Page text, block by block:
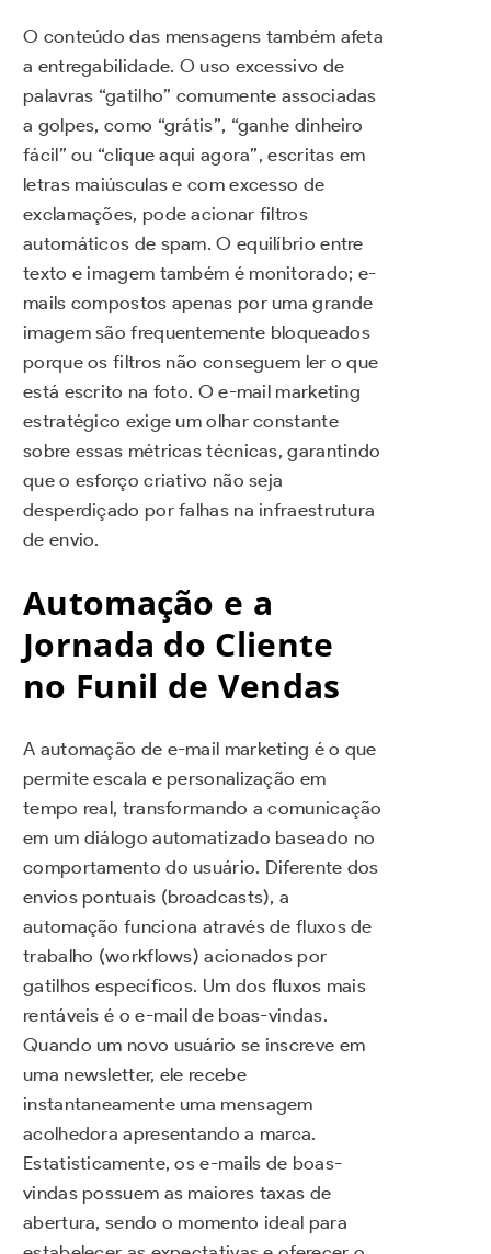
O conteúdo das mensagens também afeta
a entregabilidade. O uso excessivo de
palavras “gatilho” comumente associadas
a golpes, como “grátis”, “ganhe dinheiro
fácil” ou “clique aqui agora”, escritas em
letras maiúsculas e com excesso de
exclamações, pode acionar filtros
automáticos de spam. O equilíbrio entre
texto e imagem também é monitorado; e-
mails compostos apenas por uma grande
imagem são frequentemente bloqueados
porque os filtros não conseguem ler o que
está escrito na foto. O e-mail marketing
estratégico exige um olhar constante
sobre essas métricas técnicas, garantindo
que o esforço criativo não seja
desperdiçado por falhas na infraestrutura
de envio.
Automação e a
Jornada do Cliente
no Funil de Vendas
A automação de e-mail marketing é o que
permite escala e personalização em
tempo real, transformando a comunicação
em um diálogo automatizado baseado no
comportamento do usuário. Diferente dos
envios pontuais (broadcasts), a
automação funciona através de fluxos de
trabalho (workflows) acionados por
gatilhos específicos. Um dos fluxos mais
rentáveis é o e-mail de boas-vindas.
Quando um novo usuário se inscreve em
uma newsletter, ele recebe
instantaneamente uma mensagem
acolhedora apresentando a marca.
Estatisticamente, os e-mails de boas-
vindas possuem as maiores taxas de
abertura, sendo o momento ideal para